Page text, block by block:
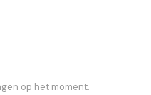
op het moment.